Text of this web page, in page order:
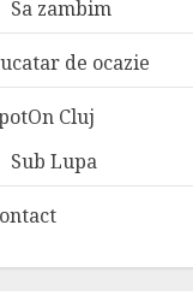
Sa zambim
de ocazie
Cluj
Sub Lupa